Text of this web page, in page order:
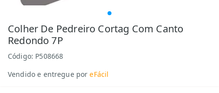
Colher De Pedreiro Cortag Com Canto
Redondo 7P
Código: P508668
Vendido e entregue por eFácil